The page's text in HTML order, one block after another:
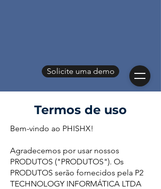
Solicite uma demo
Termos de uso
Bem-vindo ao PHISHX!
Agradecemos por usar nossos
PRODUTOS ("PRODUTOS"). Os
PRODUTOS serão fornecidos pela P2
TECHNOLOGY INFORMÁTICA LTDA